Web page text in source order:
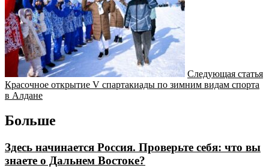
Следующая статья
Красочное открытие V спартакиады по зимним видам спорта
в Алдане
Больше
Здесь начинается Россия. Проверьте себя: что вы
знаете о Дальнем Востоке?